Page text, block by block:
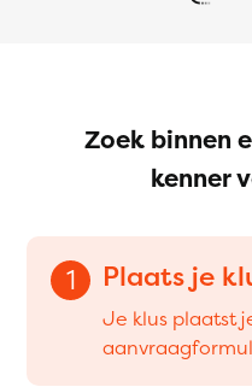
Zoek binnen
kenner
1 Plaats je
Je klus plaatst